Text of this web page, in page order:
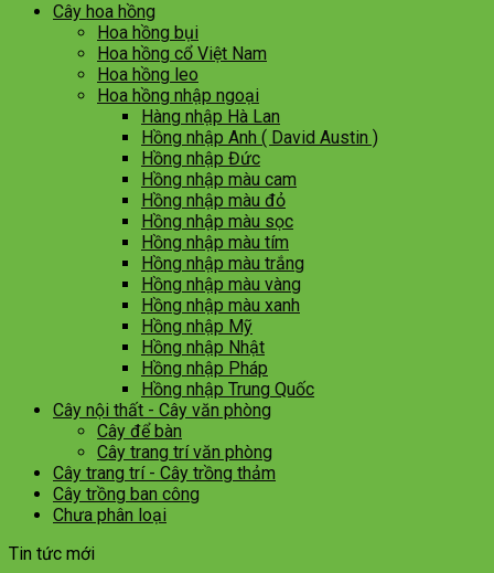
Cây hoa hồng
Hoa hồng bụi
Hoa hồng cổ Việt Nam
Hoa hồng leo
Hoa hồng nhập ngoại
Hàng nhập Hà Lan
Hồng nhập Anh ( David Austin )
Hồng nhập Đức
Hồng nhập màu cam
Hồng nhập màu đỏ
Hồng nhập màu sọc
Hồng nhập màu tím
Hồng nhập màu trắng
Hồng nhập màu vàng
Hồng nhập màu xanh
Hồng nhập Mỹ
Hồng nhập Nhật
Hồng nhập Pháp
Hồng nhập Trung Quốc
Cây nội thất - Cây văn phòng
Cây để bàn
Cây trang trí văn phòng
Cây trang trí - Cây trồng thảm
Cây trồng ban công
Chưa phân loại
Tin tức mới